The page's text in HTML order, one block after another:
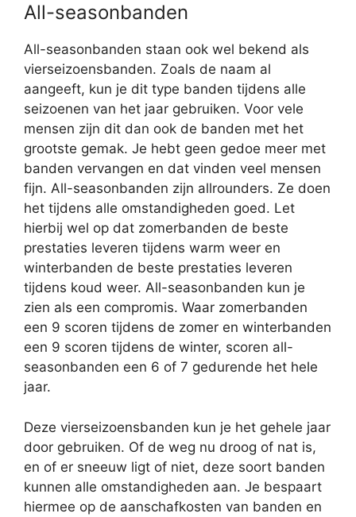
All-seasonbanden
All-seasonbanden staan ook wel bekend als
vierseizoensbanden. Zoals de naam al
aangeeft, kun je dit type banden tijdens alle
seizoenen van het jaar gebruiken. Voor vele
mensen zijn dit dan ook de banden met het
grootste gemak. Je hebt geen gedoe meer met
banden vervangen en dat vinden veel mensen
fijn. All-seasonbanden zijn allrounders. Ze doen
het tijdens alle omstandigheden goed. Let
hierbij wel op dat zomerbanden de beste
prestaties leveren tijdens warm weer en
winterbanden de beste prestaties leveren
tijdens koud weer. All-seasonbanden kun je
zien als een compromis. Waar zomerbanden
een 9 scoren tijdens de zomer en winterbanden
een 9 scoren tijdens de winter, scoren all-
seasonbanden een 6 of 7 gedurende het hele
jaar.
Deze vierseizoensbanden kun je het gehele jaar
door gebruiken. Of de weg nu droog of nat is,
en of er sneeuw ligt of niet, deze soort banden
kunnen alle omstandigheden aan. Je bespaart
hiermee op de aanschafkosten van banden en